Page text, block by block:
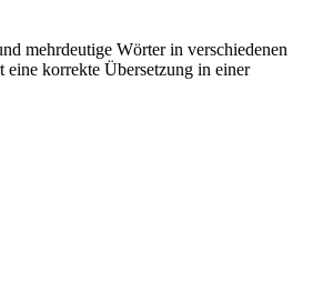
mehrdeutige Wörter in verschiedenen
eine korrekte Übersetzung in einer